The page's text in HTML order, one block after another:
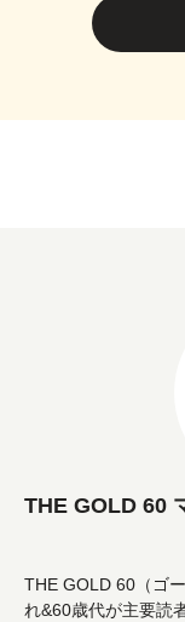
THE GOLD 60
THE GOLD 60（ゴ
れ&60歳代が主要読